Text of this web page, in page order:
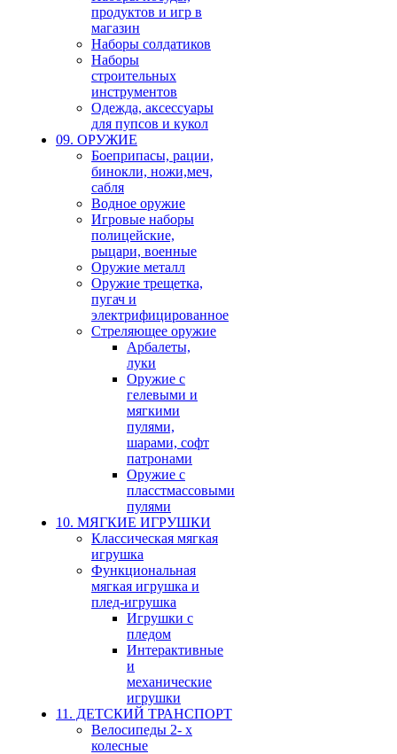
продуктов и игр в
магазин
Наборы солдатиков
Наборы
строительных
инструментов
Одежда, аксессуары
для пупсов и кукол
09. ОРУЖИЕ
Боеприпасы, рации,
бинокли, ножи,меч,
сабля
Водное оружие
Игровые наборы
полицейские,
рыцари, военные
Оружие металл
Оружие трещетка,
пугач и
электрифицированное
Стреляющее оружие
Арбалеты,
луки
Оружие с
гелевыми и
мягкими
пулями,
шарами, софт
патронами
Оружие с
пласстмассовыми
пулями
10. МЯГКИЕ ИГРУШКИ
Классическая мягкая
игрушка
Функциональная
мягкая игрушка и
плед-игрушка
Игрушки с
пледом
Интерактивные
и
механические
игрушки
11. ДЕТСКИЙ ТРАНСПОРТ
Велосипеды 2- х
колесные